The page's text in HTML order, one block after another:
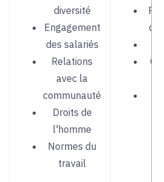
diversité
Engagement
des salariés
Relations
avec la
communauté
Droits de
l'homme
Normes du
travail